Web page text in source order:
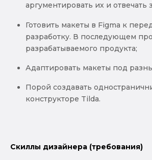
аргументировать их и отвечать
Готовить макеты в Figma к
разработку. В последующем
разрабатываемого продукта;
Адаптировать макеты под
Порой создавать
конструкторе Tilda.
Скиллы дизайнера (требования)